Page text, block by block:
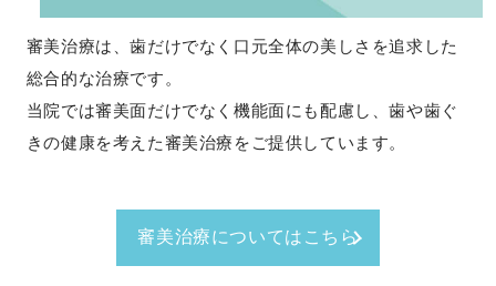
審美治療は、歯だけでなく口元全体の美しさを追求した
総合的な治療です。
当院では審美面だけでなく機能面にも配慮し、歯や歯ぐ
きの健康を考えた審美治療をご提供しています。
審美治療についてはこちら